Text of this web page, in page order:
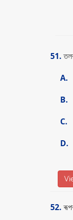
51.
A.
B.
C.
D.
52.